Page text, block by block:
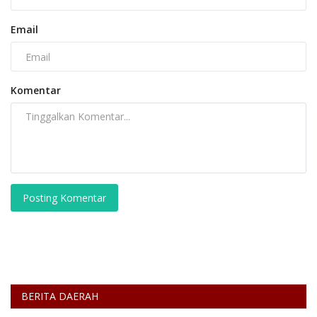
Email
Komentar
Posting Komentar
BERITA DAERAH